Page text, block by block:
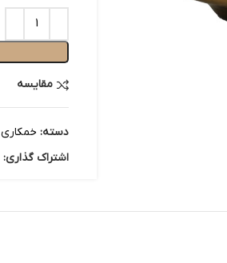
مقایسه
دسته: خمکاری
اشتراک گذاری: